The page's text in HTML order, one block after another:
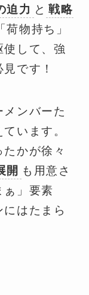
迫力 と 戦略
物持ち」
使して、強
です！
ンバーた
います。
かが徐々
開 も用意さ
ぁ」要素
はたまら